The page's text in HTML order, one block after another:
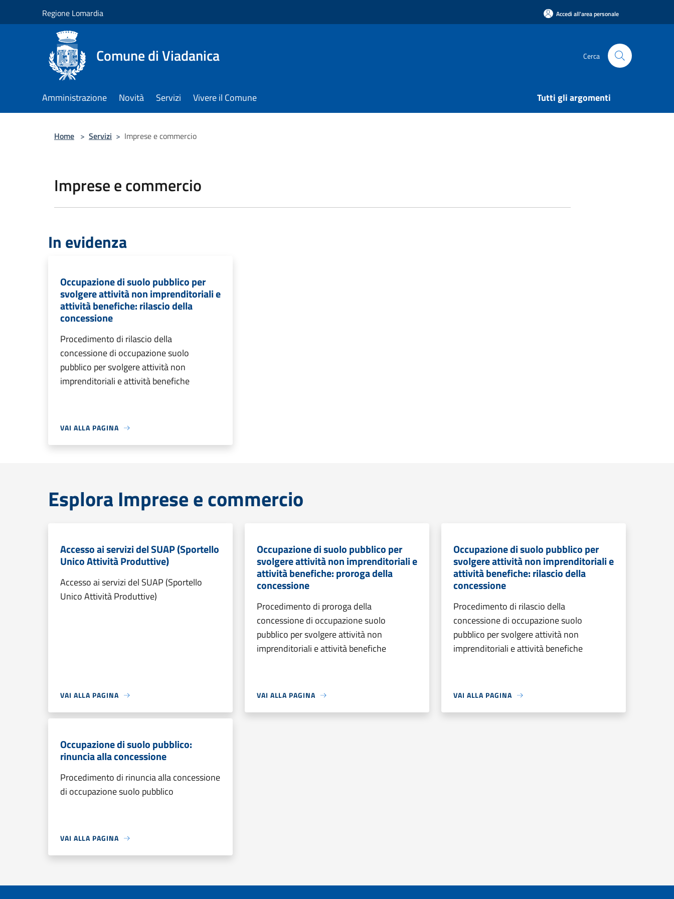
Regione Lomardia Accedi all'area personale
Comune di Viadanica Cerca
Amministrazione Novità Servizi Vivere il Comune Tutti gli argomenti
Home > Servizi > Imprese e commercio
Imprese e commercio
In evidenza
Occupazione di suolo pubblico per
svolgere attività non imprenditoriali e
attività benefiche: rilascio della
concessione
Procedimento di rilascio della
concessione di occupazione suolo
pubblico per svolgere attività non
imprenditoriali e attività benefiche
VAI ALLA PAGINA
Esplora Imprese e commercio
Accesso ai servizi del SUAP (Sportello
Unico Attività Produttive)
Accesso ai servizi del SUAP (Sportello
Unico Attività Produttive)
VAI ALLA PAGINA
Occupazione di suolo pubblico per
svolgere attività non imprenditoriali e
attività benefiche: proroga della
concessione
Procedimento di proroga della
concessione di occupazione suolo
pubblico per svolgere attività non
imprenditoriali e attività benefiche
VAI ALLA PAGINA
Occupazione di suolo pubblico per
svolgere attività non imprenditoriali e
attività benefiche: rilascio della
concessione
Procedimento di rilascio della
concessione di occupazione suolo
pubblico per svolgere attività non
imprenditoriali e attività benefiche
VAI ALLA PAGINA
Occupazione di suolo pubblico:
rinuncia alla concessione
Procedimento di rinuncia alla concessione
di occupazione suolo pubblico
VAI ALLA PAGINA